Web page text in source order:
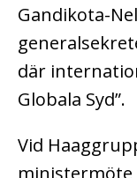
Gandikota-
där
Globala Syd”.
Vid